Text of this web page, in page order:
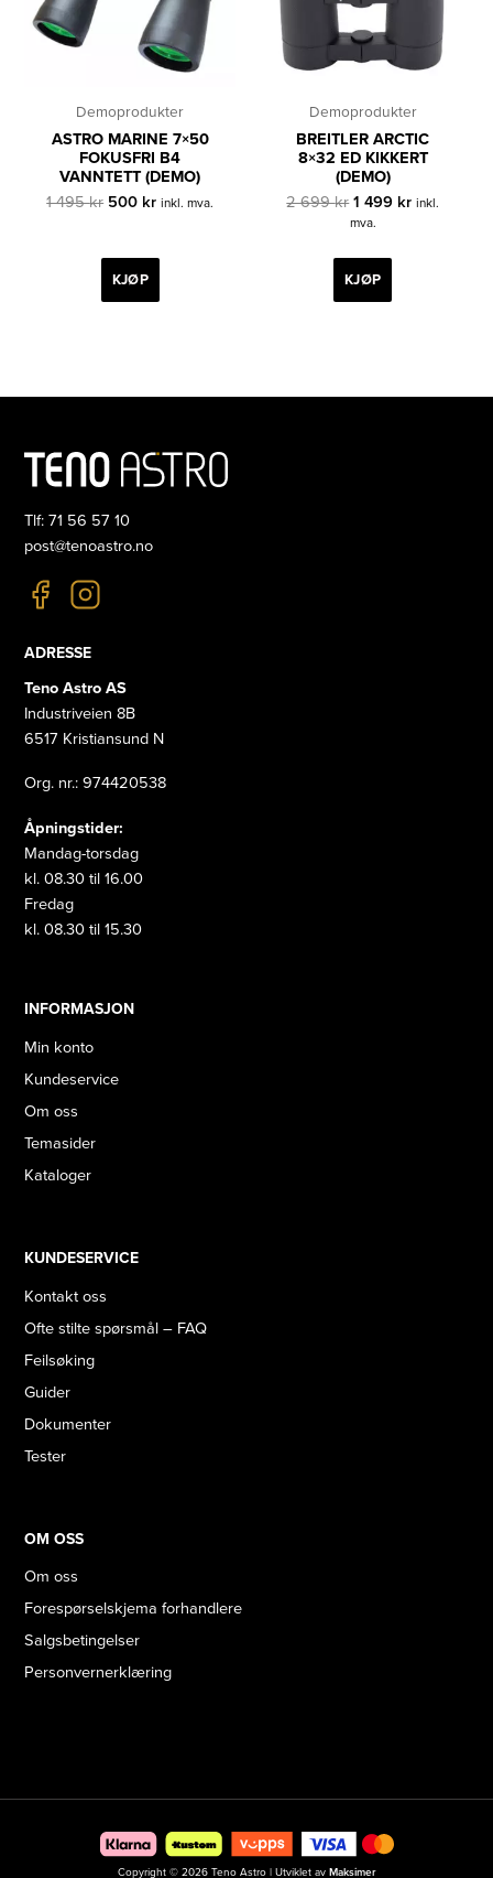
Demoprodukter
ASTRO MARINE 7×50
FOKUSFRI B4
VANNTETT (DEMO)
1 495kr Opprinnelig
1
495 kr.
500 krNåværende
500 kr.
inkl. mva.
KJØP
Demoprodukter
BREITLER ARCTIC
8×32 ED KIKKERT
(DEMO)
2 699kr Opprinnelig
pris
2
699 kr.
1 499 krNåværende
inkl.
mva.
KJØP
Tlf: 71 56 57 10
post@tenoastro.no
ADRESSE
Teno Astro AS
Industriveien 8B
6517 Kristiansund N
Org. nr.: 974420538
Åpningstider:
Mandag-torsdag
kl. 08.30 til 16.00
Fredag
kl. 08.30 til 15.30
INFORMASJON
Min konto
Kundeservice
Om oss
Temasider
Kataloger
KUNDESERVICE
Kontakt oss
Ofte stilte spørsmål – FAQ
Feilsøking
Guider
Dokumenter
Tester
OM OSS
Om oss
Forespørselskjema forhandlere
Salgsbetingelser
Personvernerklæring
Copyright © 2026 Teno Astro | Utviklet av Maksimer